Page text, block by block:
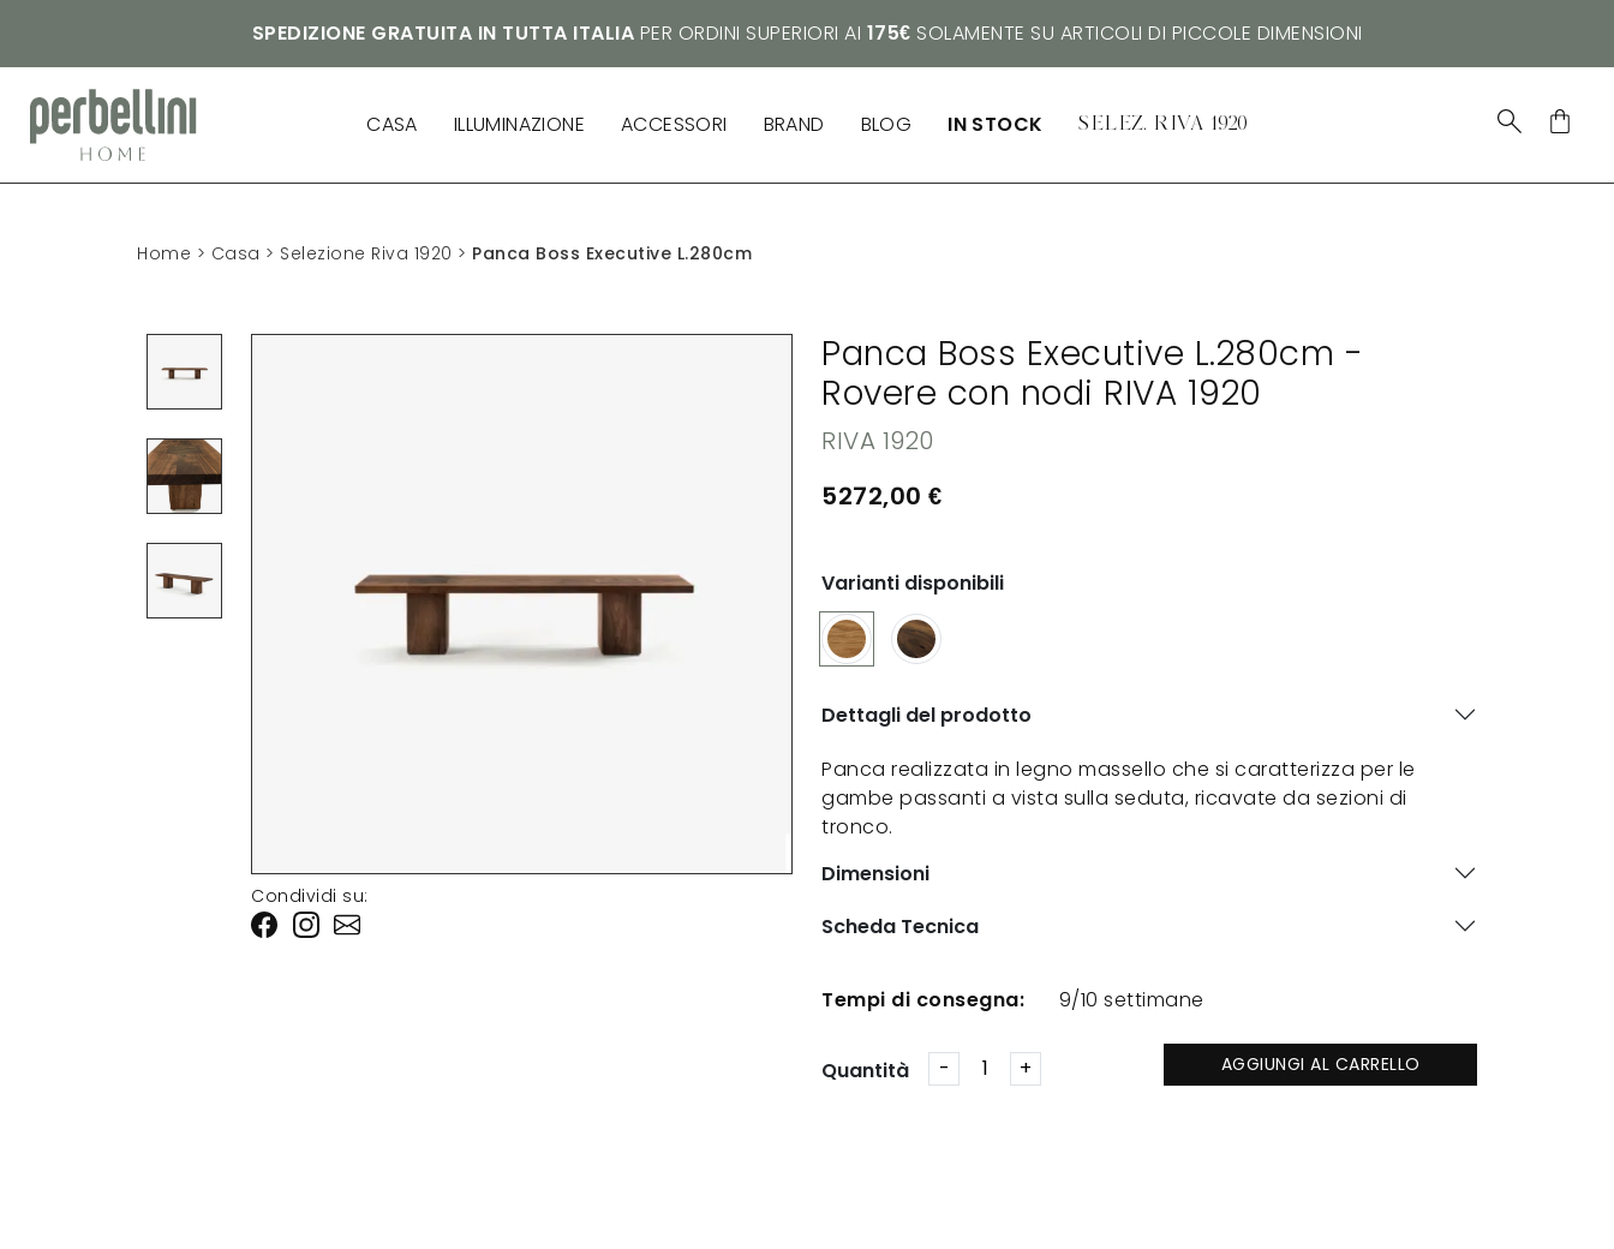
SPEDIZIONE GRATUITA IN TUTTA ITALIA PER ORDINI SUPERIORI AI 175€ SOLAMENTE SU ARTICOLI DI PICCOLE DIMENSIONI
CASA ILLUMINAZIONE ACCESSORI BRAND BLOG IN STOCK SELEZ. RIVA 1920
Home > Casa > Selezione Riva 1920 > Panca Boss Executive L.280cm
Condividi su:
Panca Boss Executive L.280cm -
Rovere con nodi RIVA 1920
RIVA 1920
5272,00 €
Varianti disponibili
Dettagli del prodotto
Panca realizzata in legno massello che si caratterizza per le
gambe passanti a vista sulla seduta, ricavate da sezioni di
tronco.
Dimensioni
Scheda Tecnica
Tempi di consegna: 9/10 settimane
Quantità AGGIUNGI AL CARRELLO